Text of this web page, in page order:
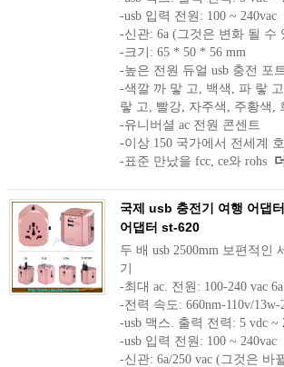
-usb 입력 전원: 100 ~ 240vac
-신관: 6a (그것은 변화 될 수
-크기: 65 * 50 * 56 mm
-높은 전원 듀얼 usb 충전 포
-색깔 까 맣 고, 백색, 파 랗
랗 고, 빨강, 자주색, 주황색,
-유니버셜 ac 전원 콘센트
-이상 150 국가에서 전세계
-표준 만났을 fcc, ce와 rohs 더
국제 usb 충전기 여행 어댑
어댑터 st-620
두 배 usb 2500mm 보편적인
기
-최대 ac. 전원: 100-240 vac 6a
-전력 속도: 660nm-110v/13w-
-usb 맥스. 출력 전력: 5 vdc ~
-usb 입력 전원: 100 ~ 240vac
-신관: 6a/250 vac (그것은 바